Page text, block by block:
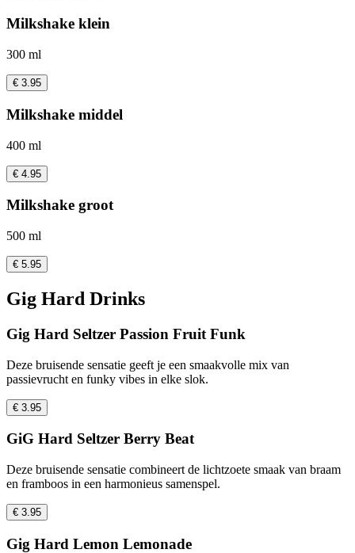
Milkshake klein
300 ml
€ 3.95
Milkshake middel
400 ml
€ 4.95
Milkshake groot
500 ml
€ 5.95
Gig Hard Drinks
Gig Hard Seltzer Passion Fruit Funk
Deze bruisende sensatie geeft je een smaakvolle mix van
passievrucht en funky vibes in elke slok.
€ 3.95
GiG Hard Seltzer Berry Beat
Deze bruisende sensatie combineert de lichtzoete smaak van braam
en framboos in een harmonieus samenspel.
€ 3.95
Gig Hard Lemon Lemonade